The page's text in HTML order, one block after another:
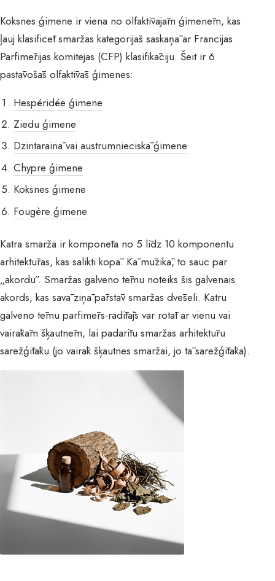
Koksnes ģimene ir viena no olfaktīvajām ģimenēm, kas
ļauj klasificēt smaržas kategorijās saskaņā ar Francijas
Parfimērijas komitejas (CFP) klasifikāciju. Šeit ir 6
pastāvošās olfaktīvās ģimenes:
Hespéridée ģimene
Ziedu ģimene
Dzintarainā vai austrumnieciskā ģimene
Chypre ģimene
Koksnes ģimene
Fougère ģimene
Katra smarža ir komponēta no 5 līdz 10 komponentu
arhitektūras, kas salikti kopā. Kā mūzikā, to sauc par
„akordu”. Smaržas galveno tēmu noteiks šis galvenais
akords, kas savā ziņā pārstāv smaržas dvēseli. Katru
galveno tēmu parfimērs-radītājs var rotāt ar vienu vai
vairākām šķautnēm, lai padarītu smaržas arhitektūru
sarežģītāku (jo vairāk šķautnes smaržai, jo tā sarežģītāka).